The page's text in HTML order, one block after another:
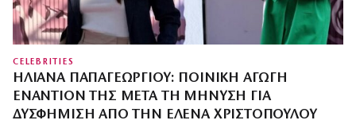
CELEBRITIES
ΗΛΙΆΝΑ ΠΑΠΑΓΕΩΡΓΊΟΥ: ΠΟΙΝΙΚΉ ΑΓΩΓΉ
ΕΝΑΝΤΊΟΝ ΤΗΣ ΜΕΤΆ ΤΗ ΜΉΝΥΣΗ ΓΙΑ
ΔΥΣΦΉΜΙΣΗ ΑΠΌ ΤΗΝ ΈΛΕΝΑ ΧΡΙΣΤΟΠΟΎΛΟΥ